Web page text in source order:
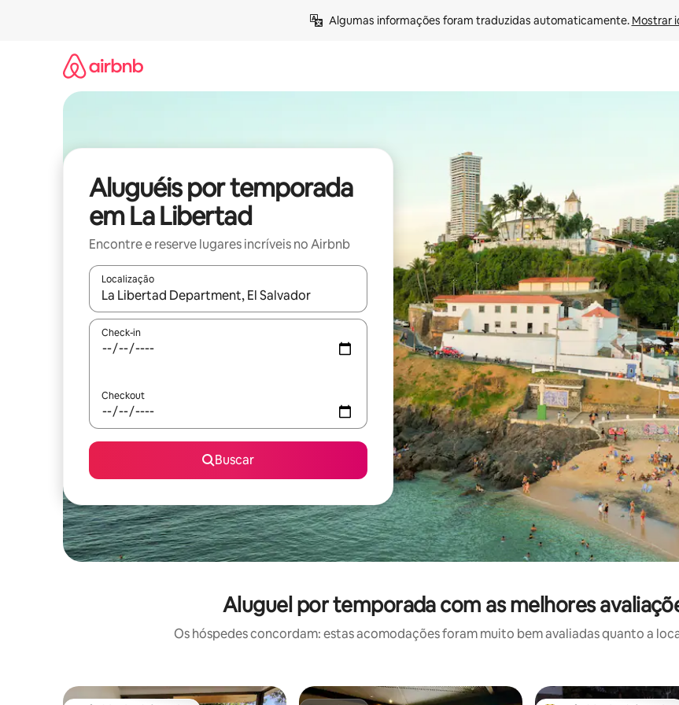
Algumas informações foram traduzidas automaticamente. Mostrar
Aluguéis por temporada
em La Libertad
Encontre e reserve lugares incríveis no Airbnb
Localização
Quando os resultados estiverem disponíveis, explore-os usando as seta para cima e para baixo do teclado ou
Check-in
Checkout
Buscar
Aluguel por temporada com as melhores
Os hóspedes concordam: estas acomodações foram muito bem avaliadas quanto a